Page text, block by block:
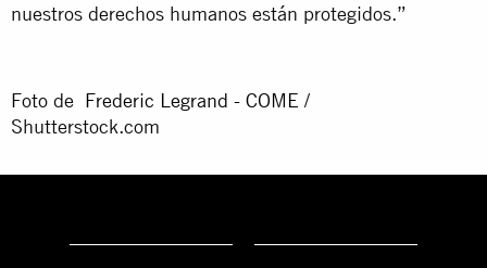
nuestros derechos humanos están protegidos.”
Foto de Frederic Legrand - COME /
Shutterstock.com